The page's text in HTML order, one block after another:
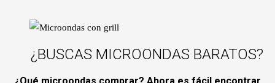
¿BUSCAS MICROONDAS BARATOS?